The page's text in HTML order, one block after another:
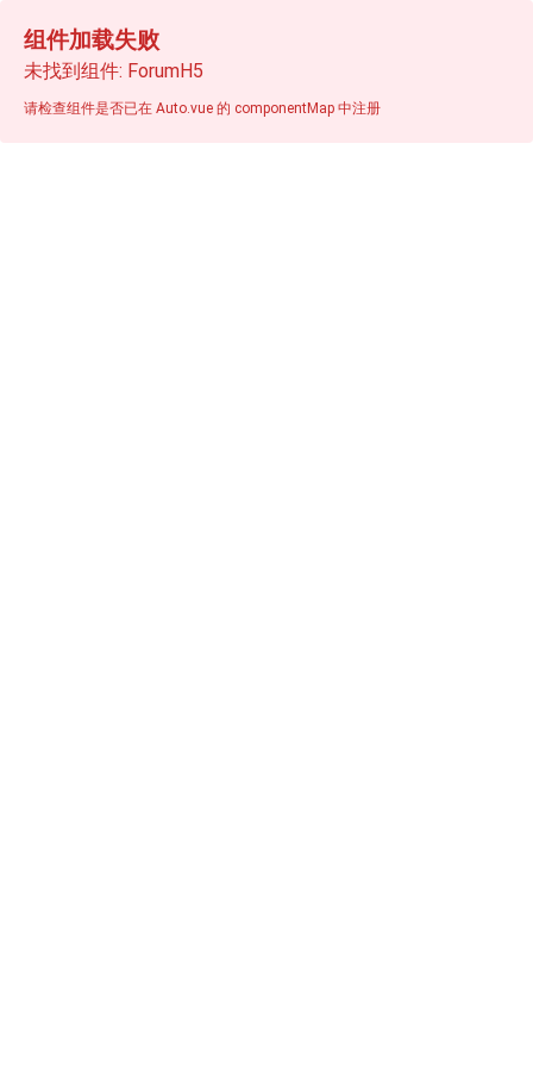
组件加载失败
未找到组件: ForumH5
请检查组件是否已在 Auto.vue 的 componentMap 中注册